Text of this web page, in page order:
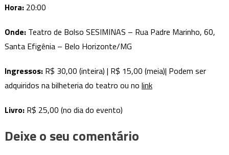
Hora:20:00
Onde:Teatro de Bolso SESIMINAS – Rua Padre Marinho, 60,
Santa Efigênia – Belo Horizonte/MG
Ingressos:R$ 30,00 (inteira) | R$ 15,00 (meia)| Podem ser
adquiridos na bilheteria do teatro ou no link
Livro:R$ 25,00 (no dia do evento)
Deixe o seu comentário